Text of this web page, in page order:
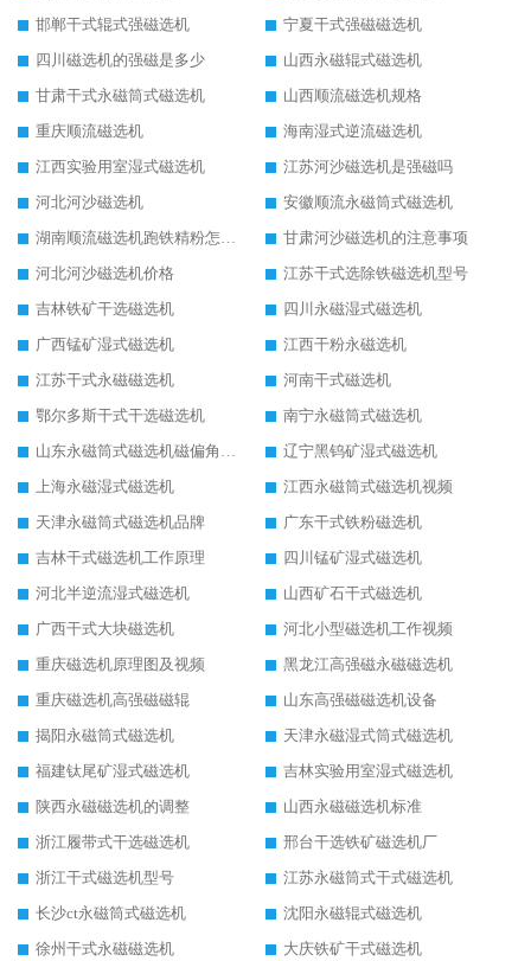
邯郸干式辊式强磁选机
宁夏干式强磁磁选机
四川磁选机的强磁是多少
山西永磁辊式磁选机
甘肃干式永磁筒式磁选机
山西顺流磁选机规格
重庆顺流磁选机
海南湿式逆流磁选机
江西实验用室湿式磁选机
江苏河沙磁选机是强磁吗
河北河沙磁选机
安徽顺流永磁筒式磁选机
湖南顺流磁选机跑铁精粉怎么处理
甘肃河沙磁选机的注意事项
河北河沙磁选机价格
江苏干式选除铁磁选机型号
吉林铁矿干选磁选机
四川永磁湿式磁选机
广西锰矿湿式磁选机
江西干粉永磁选机
江苏干式永磁磁选机
河南干式磁选机
鄂尔多斯干式干选磁选机
南宁永磁筒式磁选机
山东永磁筒式磁选机磁偏角怎么调整
辽宁黑钨矿湿式磁选机
上海永磁湿式磁选机
江西永磁筒式磁选机视频
天津永磁筒式磁选机品牌
广东干式铁粉磁选机
吉林干式磁选机工作原理
四川锰矿湿式磁选机
河北半逆流湿式磁选机
山西矿石干式磁选机
广西干式大块磁选机
河北小型磁选机工作视频
重庆磁选机原理图及视频
黑龙江高强磁永磁磁选机
重庆磁选机高强磁磁辊
山东高强磁磁选机设备
揭阳永磁筒式磁选机
天津永磁湿式筒式磁选机
福建钛尾矿湿式磁选机
吉林实验用室湿式磁选机
陕西永磁磁选机的调整
山西永磁磁选机标准
浙江履带式干选磁选机
邢台干选铁矿磁选机厂
浙江干式磁选机型号
江苏永磁筒式干式磁选机
长沙ct永磁筒式磁选机
沈阳永磁辊式磁选机
徐州干式永磁磁选机
大庆铁矿干式磁选机